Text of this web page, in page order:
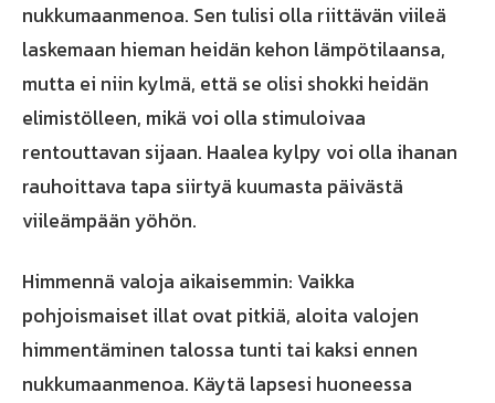
nukkumaanmenoa. Sen tulisi olla riittävän viileä
laskemaan hieman heidän kehon lämpötilaansa,
mutta ei niin kylmä, että se olisi shokki heidän
elimistölleen, mikä voi olla stimuloivaa
rentouttavan sijaan. Haalea kylpy voi olla ihanan
rauhoittava tapa siirtyä kuumasta päivästä
viileämpään yöhön.
Himmennä valoja aikaisemmin: Vaikka
pohjoismaiset illat ovat pitkiä, aloita valojen
himmentäminen talossa tunti tai kaksi ennen
nukkumaanmenoa. Käytä lapsesi huoneessa